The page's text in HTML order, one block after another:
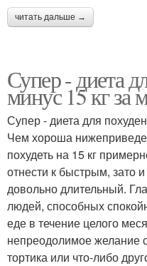
читать дальше →
Супер - диета
минус 15 кг за
Супер - диета для
Чем хороша
похудеть на 15 кг
отнести к быстрым, зато
довольно длительный.
людей, способных
еде в течение целого
непреодолимое желание
тортика или что-либо